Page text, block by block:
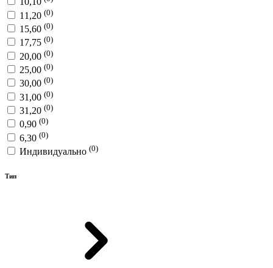
11,20 (0)
15,60 (0)
17,75 (0)
20,00 (0)
25,00 (0)
30,00 (0)
31,00 (0)
31,20 (0)
0,90 (0)
6,30 (0)
Индивидуально (0)
Тип